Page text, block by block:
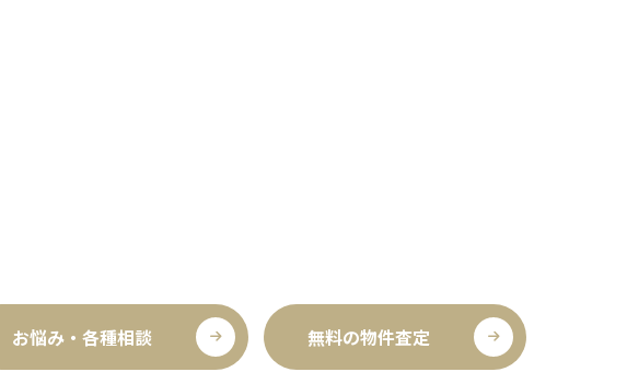
お悩み・各種相談 無料の物件査定